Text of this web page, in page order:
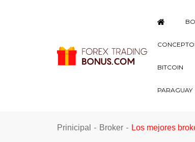
BITCOIN
PARAGUAY
Prinicipal - Broker - Los mejores